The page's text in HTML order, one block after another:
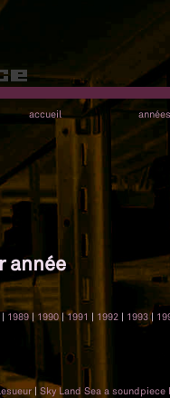
accueil années
année
| 1989| 1990 |1991 | 1992 | 1993|
| Sky Land Sea a soundpiece